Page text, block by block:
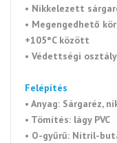
• Nikkelezett
• Megengedhető
+105°C között
• Védettségi
Felépítés
• Anyag: Sárgaréz,
• Tömítés: lágy PVC
• O-gyűrű: Nitril-